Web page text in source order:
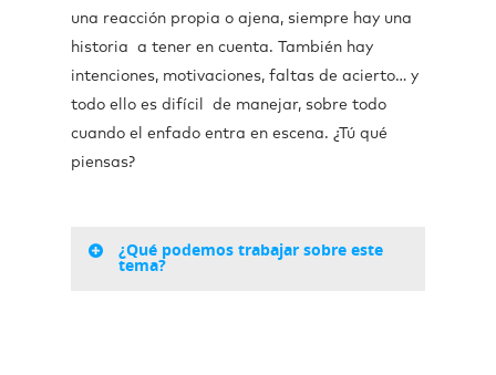
una reacción propia o ajena, siempre hay una
historia a tener en cuenta. También hay
intenciones, motivaciones, faltas de acierto… y
todo ello es difícil de manejar, sobre todo
cuando el enfado entra en escena. ¿Tú qué
piensas?
¿Qué podemos trabajar sobre este
tema?